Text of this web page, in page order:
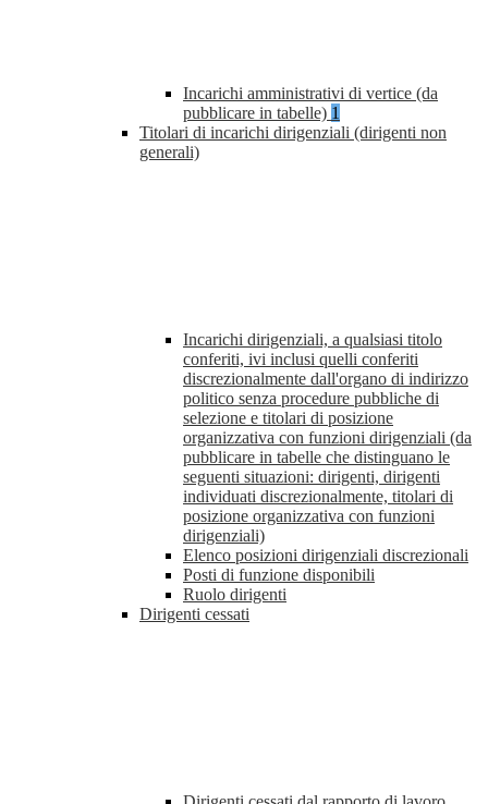
Incarichi amministrativi di vertice (da
pubblicare in tabelle) 1
Titolari di incarichi dirigenziali (dirigenti non
generali)
Incarichi dirigenziali, a qualsiasi titolo
conferiti, ivi inclusi quelli conferiti
discrezionalmente dall'organo di indirizzo
politico senza procedure pubbliche di
selezione e titolari di posizione
organizzativa con funzioni dirigenziali (da
pubblicare in tabelle che distinguano le
seguenti situazioni: dirigenti, dirigenti
individuati discrezionalmente, titolari di
posizione organizzativa con funzioni
dirigenziali)
Elenco posizioni dirigenziali discrezionali
Posti di funzione disponibili
Ruolo dirigenti
Dirigenti cessati